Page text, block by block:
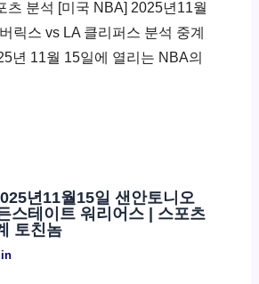
츠 분석 [미국 NBA] 2025년11월
릭스 vs LA 클리퍼스 분석 중계
년 11월 15일에 열리는 NBA의
년11월15일 샌안토니오
스테이트 워리어스 | 스포츠
토친놈